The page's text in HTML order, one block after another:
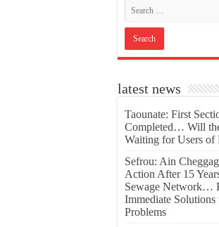
latest news
Taounate: First
Completed… Will
Waiting for Users of
Sefrou: Ain
Action After 15
Sewage Network…
Immediate Solutions
Problems